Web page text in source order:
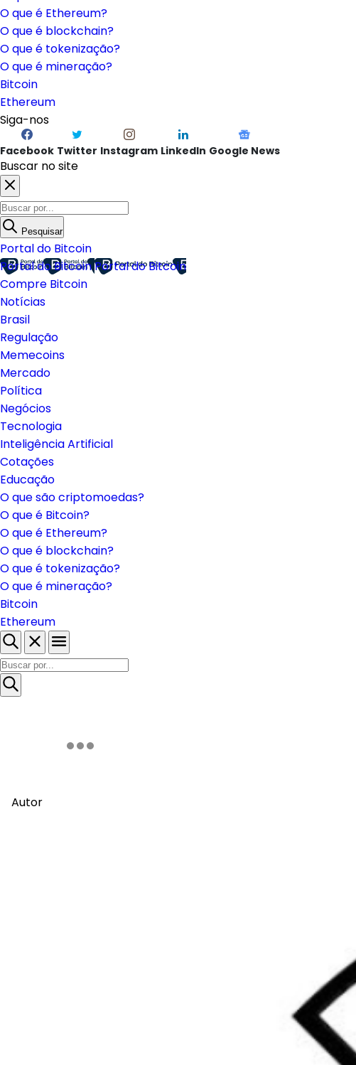
O que é Ethereum?
O que é blockchain?
O que é tokenização?
O que é mineração?
Bitcoin
Ethereum
Siga-nos
Facebook Twitter Instagram LinkedIn Google News
Buscar no site
Pesquisar
Portal do Bitcoin
Portal do BitcoinPortal do Bitcoin
Compre Bitcoin
Notícias
Brasil
Regulação
Memecoins
Mercado
Política
Negócios
Tecnologia
Inteligência Artificial
Cotações
Educação
O que são criptomoedas?
O que é Bitcoin?
O que é Ethereum?
O que é blockchain?
O que é tokenização?
O que é mineração?
Bitcoin
Ethereum
Autor